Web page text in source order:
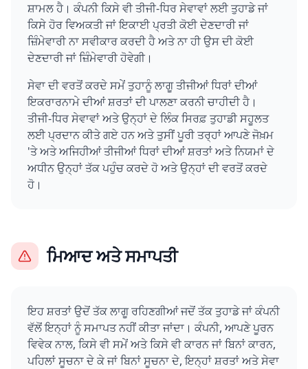
ਸ਼ਾਮਲ ਹੈ। ਕੰਪਨੀ ਕਿਸੇ ਵੀ ਤੀਜੀ-ਧਿਰ ਸੇਵਾਵਾਂ ਲਈ ਤੁਹਾਡੇ ਜਾਂ
ਕਿਸੇ ਹੋਰ ਵਿਅਕਤੀ ਜਾਂ ਇਕਾਈ ਪ੍ਰਤੀ ਕੋਈ ਦੇਣਦਾਰੀ ਜਾਂ
ਜ਼ਿੰਮੇਵਾਰੀ ਨਾ ਸਵੀਕਾਰ ਕਰਦੀ ਹੈ ਅਤੇ ਨਾ ਹੀ ਉਸ ਦੀ ਕੋਈ
ਦੇਣਦਾਰੀ ਜਾਂ ਜ਼ਿੰਮੇਵਾਰੀ ਹੋਵੇਗੀ।
ਸੇਵਾ ਦੀ ਵਰਤੋਂ ਕਰਦੇ ਸਮੇਂ ਤੁਹਾਨੂੰ ਲਾਗੂ ਤੀਜੀਆਂ ਧਿਰਾਂ ਦੀਆਂ
ਇਕਰਾਰਨਾਮੇ ਦੀਆਂ ਸ਼ਰਤਾਂ ਦੀ ਪਾਲਣਾ ਕਰਨੀ ਚਾਹੀਦੀ ਹੈ।
ਤੀਜੀ-ਧਿਰ ਸੇਵਾਵਾਂ ਅਤੇ ਉਨ੍ਹਾਂ ਦੇ ਲਿੰਕ ਸਿਰਫ਼ ਤੁਹਾਡੀ ਸਹੂਲਤ
ਲਈ ਪ੍ਰਦਾਨ ਕੀਤੇ ਗਏ ਹਨ ਅਤੇ ਤੁਸੀਂ ਪੂਰੀ ਤਰ੍ਹਾਂ ਆਪਣੇ ਜੋਖ਼ਮ
'ਤੇ ਅਤੇ ਅਜਿਹੀਆਂ ਤੀਜੀਆਂ ਧਿਰਾਂ ਦੀਆਂ ਸ਼ਰਤਾਂ ਅਤੇ ਨਿਯਮਾਂ ਦੇ
ਅਧੀਨ ਉਨ੍ਹਾਂ ਤੱਕ ਪਹੁੰਚ ਕਰਦੇ ਹੋ ਅਤੇ ਉਨ੍ਹਾਂ ਦੀ ਵਰਤੋਂ ਕਰਦੇ
ਹੋ।
ਮਿਆਦ ਅਤੇ ਸਮਾਪਤੀ
ਇਹ ਸ਼ਰਤਾਂ ਉਦੋਂ ਤੱਕ ਲਾਗੂ ਰਹਿਣਗੀਆਂ ਜਦੋਂ ਤੱਕ ਤੁਹਾਡੇ ਜਾਂ ਕੰਪਨੀ
ਵੱਲੋਂ ਇਨ੍ਹਾਂ ਨੂੰ ਸਮਾਪਤ ਨਹੀਂ ਕੀਤਾ ਜਾਂਦਾ। ਕੰਪਨੀ, ਆਪਣੇ ਪੂਰਨ
ਵਿਵੇਕ ਨਾਲ, ਕਿਸੇ ਵੀ ਸਮੇਂ ਅਤੇ ਕਿਸੇ ਵੀ ਕਾਰਨ ਜਾਂ ਬਿਨਾਂ ਕਾਰਨ,
ਪਹਿਲਾਂ ਸੂਚਨਾ ਦੇ ਕੇ ਜਾਂ ਬਿਨਾਂ ਸੂਚਨਾ ਦੇ, ਇਨ੍ਹਾਂ ਸ਼ਰਤਾਂ ਅਤੇ ਸੇਵਾ